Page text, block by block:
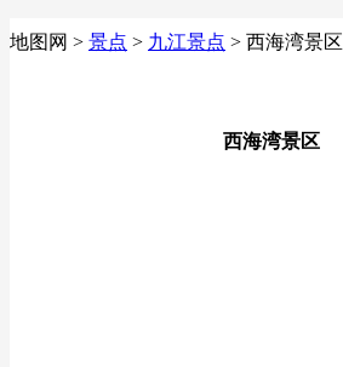
地图网 > 景点 > 九江景点 > 西海湾景区
西海湾景区